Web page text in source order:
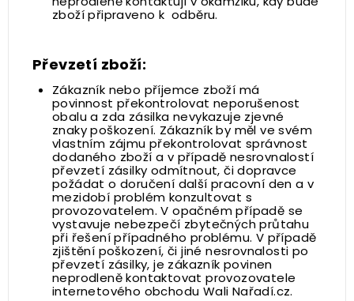
zboží připraveno k odběru.
Převzetí zboží:
Zákazník nebo příjemce zboží má
povinnost překontrolovat neporušenost
obalu a zda zásilka nevykazuje zjevné
znaky poškození. Zákazník by měl ve svém
vlastním zájmu překontrolovat správnost
dodaného zboží a v případě nesrovnalostí
převzetí zásilky odmítnout, či dopravce
požádat o doručení další pracovní den a v
mezidobí problém konzultovat s
provozovatelem. V opačném případě se
vystavuje nebezpečí zbytečných průtahu
při řešení případného problému. V případě
zjištění poškození, či jiné nesrovnalosti po
převzetí zásilky, je zákazník povinen
neprodleně kontaktovat provozovatele
internetového obchodu Wali Nařadí.cz.